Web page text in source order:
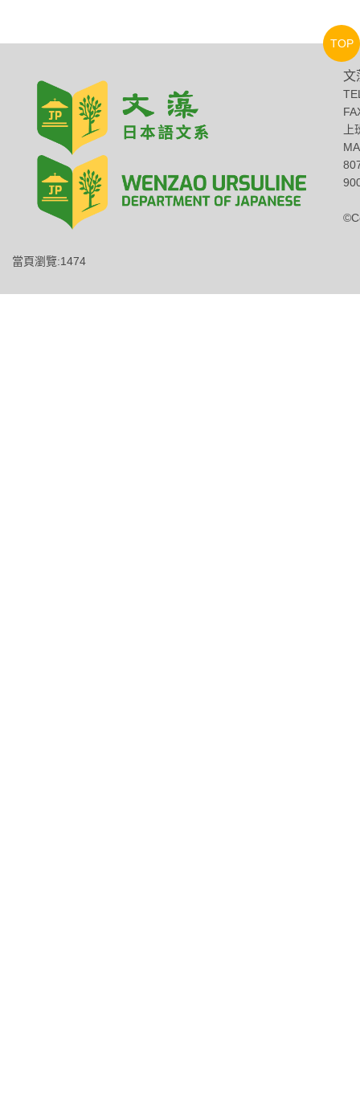
文
當頁瀏覽:1474
TOP